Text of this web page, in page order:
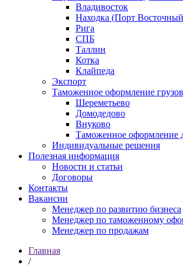
Владивосток
Находка (Порт
Рига
СПБ
Таллин
Котка
Клайпеда
Экспорт
Таможенное оформление
Шереметьево
Домодедово
Внуково
Таможенное оформление
Индивидуальные решения
Полезная информация
Новости и статьи
Договоры
Контакты
Вакансии
Менеджер по развитию бизнеса
Менеджер по таможенному
Менеджер по продажам
Главная
/